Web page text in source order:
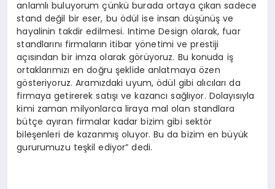
anlamlı buluyorum çünkü burada ortaya çıkan sadece
stand değil bir eser, bu ödül ise insan düşünüş ve
hayalinin takdir edilmesi. Intime Design olarak, fuar
standlarını firmaların itibar yönetimi ve prestiji
açısından bir imza olarak görüyoruz. Bu konuda iş
ortaklarımızı en doğru şeklide anlatmaya özen
gösteriyoruz. Aramızdaki uyum, ödül gibi alıcıları da
firmaya getirerek satışı ve kazancı sağlıyor. Dolayısıyla
kimi zaman milyonlarca liraya mal olan standlara
bütçe ayıran firmalar kadar bizim gibi sektör
bileşenleri de kazanmış oluyor. Bu da bizim en büyük
gururumuzu teşkil ediyor” dedi.